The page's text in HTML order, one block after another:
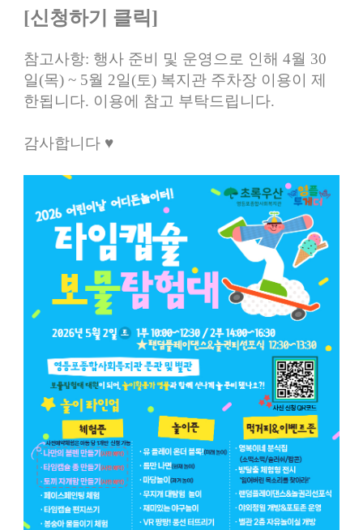
[신청하기 클릭]
참고사항: 행사 준비 및 운영으로 인해 4월 30
일(목) ~ 5월 2일(토) 복지관 주차장 이용이 제
한됩니다. 이용에 참고 부탁드립니다.
감사합니다 ♥